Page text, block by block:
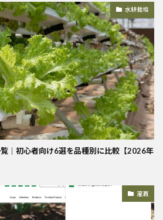
水耕栽培
｜初心者向け6選を品種別に比較【2026年
灌漑